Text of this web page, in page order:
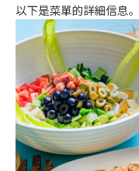
以下是菜單的詳細信息。